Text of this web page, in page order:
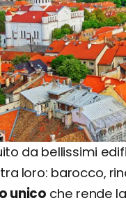
da bellissimi
loro: barocco,
unico che rende